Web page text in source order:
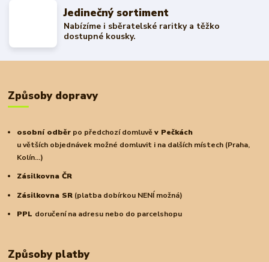
Jedinečný sortiment
Nabízíme i sběratelské raritky a těžko
dostupné kousky.
Způsoby dopravy
osobní odběr po předchozí domluvěv Pečkách
u větších objednávek možné domluvit i na dalších místech (Praha,
Kolín...)
Zásilkovna ČR
Zásilkovna SR (platba dobírkou NENÍ možná)
PPL doručení na adresu nebo do parcelshopu
Způsoby platby